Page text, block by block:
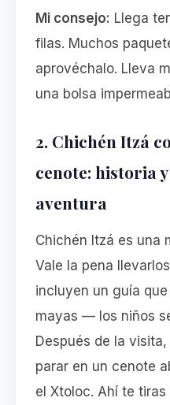
Mi consejo: Llega
filas. Muchos
aprovéchalo. Lleva
una bolsa
2. Chichén Itzá
cenote: historia
aventura
Chichén Itzá es una
Vale la pena
incluyen un guía
mayas — los niños
Después de la
parar en un cenote
el Xtoloc. Ahí te